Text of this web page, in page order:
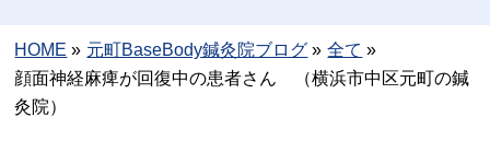
HOME » 元町BaseBody鍼灸院ブログ » 全て »
顔面神経麻痺が回復中の患者さん （横浜市中区元町の鍼
灸院）